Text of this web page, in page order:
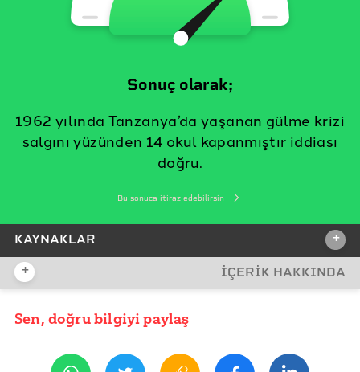
Sonuç olarak;
1962 yılında Tanzanya’da yaşanan gülme krizi
salgını yüzünden 14 okul kapanmıştır iddiası
doğru.
Bu sonuca itiraz edebilirsin
KAYNAKLAR +
İDDİA KAYNAĞI
İddia Kaynağı
REFERANSLAR
+ İÇERİK HAKKINDA
YAYIN TARİHİ
Sen, doğru bilgiyi paylaş